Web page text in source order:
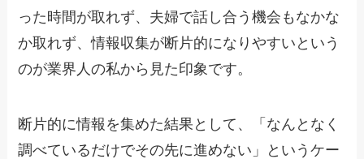
った時間が取れず、夫婦で話し合う機会もなかな
か取れず、情報収集が断片的になりやすいという
のが業界人の私から見た印象です。
断片的に情報を集めた結果として、「なんとなく
調べているだけでその先に進めない」というケー